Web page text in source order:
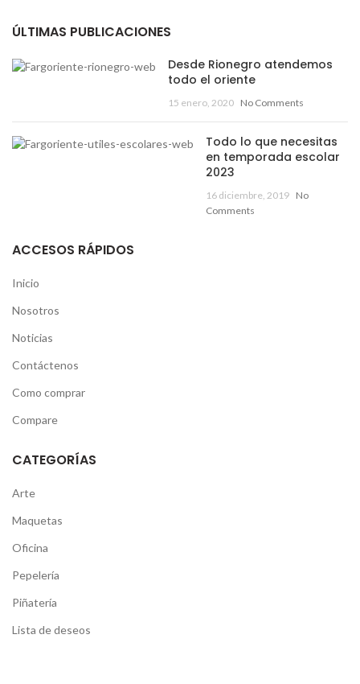
ÚLTIMAS PUBLICACIONES
Desde Rionegro atendemos
todo el oriente
15 enero, 2020 No Comments
Todo lo que necesitas
en temporada escolar
2023
16 diciembre, 2019 No
Comments
ACCESOS RÁPIDOS
Inicio
Nosotros
Noticias
Contáctenos
Como comprar
Compare
CATEGORÍAS
Arte
Maquetas
Oficina
Pepelería
Piñatería
Lista de deseos